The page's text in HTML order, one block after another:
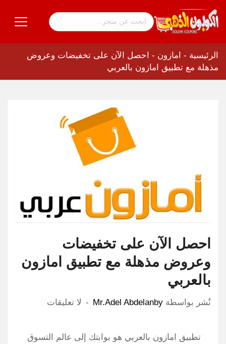
الرئيسية - امازون - احصل الآن على تخفيضات وعروض
مذهلة مع تطبيق امازون بالعربي
احصل الآن على تخفيضات
وعروض مذهلة مع تطبيق امازون
بالعربي
نٌشر بواسطة Mr.Adel Abdelanby لا تعليقات
تطبيق امازون بالعربي هو بوابتك إلى عالم التسوق